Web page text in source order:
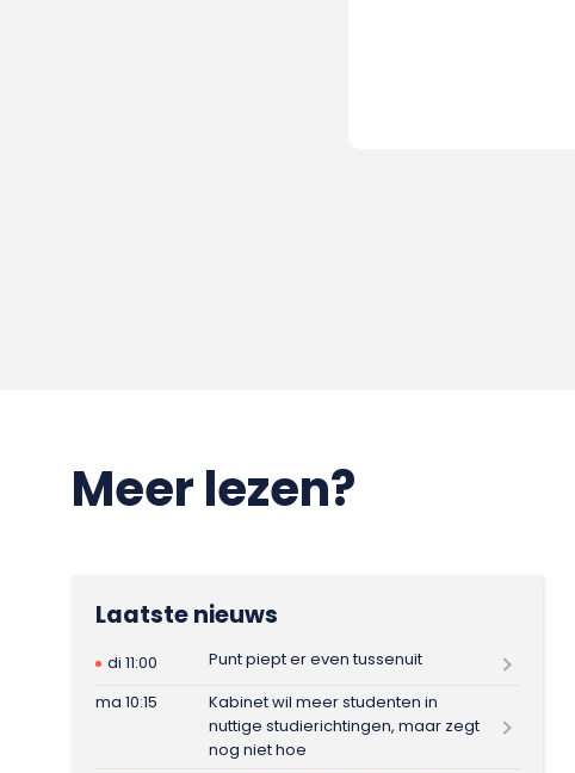
Meer lezen?
Laatste nieuws
di 11:00
Punt piept er even tussenuit
ma 10:15
Kabinet wil meer studenten in
nuttige studierichtingen, maar zegt
nog niet hoe